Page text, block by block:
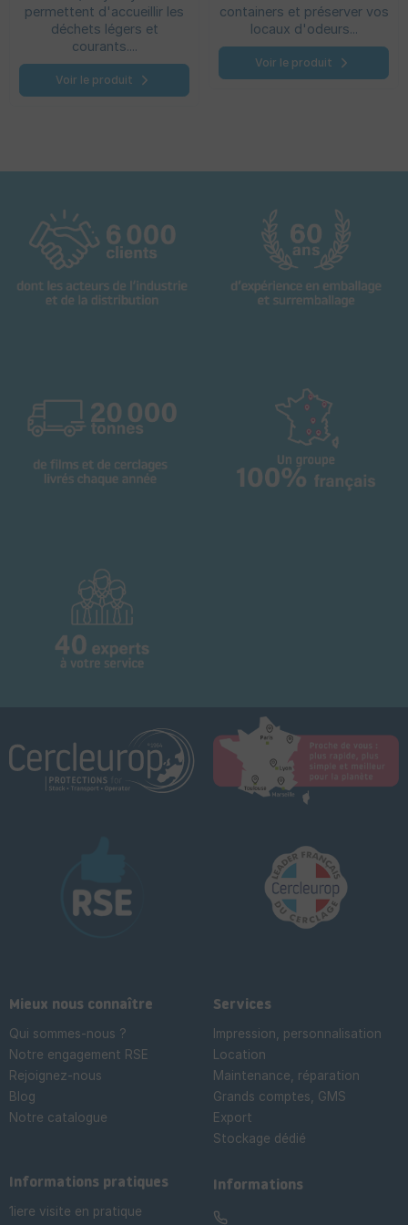
permettent d'accueillir les
déchets légers et
courants....
Voir le produit
containers et préserver vos
locaux d'odeurs...
Voir le produit
Mieux nous connaître
Qui sommes-nous ?
Notre engagement RSE
Rejoignez-nous
Blog
Notre catalogue
Services
Impression, personnalisation
Location
Maintenance, réparation
Grands comptes, GMS
Export
Stockage dédié
Informations pratiques
1iere visite en pratique
Informations